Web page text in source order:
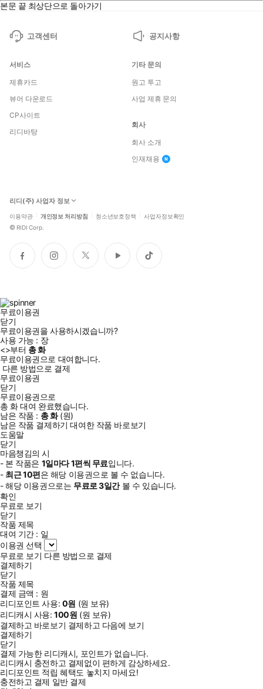
본문 끝 최상단으로 돌아가기
고객센터 공지사항
서비스
제휴카드
뷰어 다운로드
CP사이트
리디바탕
기타 문의
원고 투고
사업 제휴 문의
회사
회사 소개
인재채용
리디(주) 사업자 정보
이용약관 개인정보 처리방침 청소년보호정책 사업자정보확인
© RIDI Corp.
페
이
인
스
트
위
유
튜
틱
톡
무료이용권
닫기
무료이용권을 사용하시겠습니까?
사용 가능 : 장
<>부터 총화
무료이용권으로 대여합니다.
다른 방법으로 결제
무료이용권
닫기
무료이용권으로
총화대여 완료했습니다.
남은 작품 : 총화(원)
남은 작품 결제하기 대여한 작품 바로보기
도움말
닫기
마음챙김의 시
- 본 작품은 1일마다1편씩 무료입니다.
- 최근10편은 해당 이용권으로 볼 수 없습니다.
- 해당 이용권으로는 무료로3일간볼 수 있습니다.
확인
무료로 보기
닫기
작품 제목
대여 기간 : 일
이용권 선택
무료로 보기 다른 방법으로 결제
결제하기
닫기
작품 제목
결제 금액 : 원
리디포인트 사용: 0원 (원 보유)
리디캐시 사용:100원 (원 보유)
결제하고 바로보기 결제하고 다음에 보기
결제하기
닫기
결제 가능한 리디캐시, 포인트가 없습니다.
리디캐시 충전하고 결제없이 편하게 감상하세요.
리디포인트 적립 혜택도 놓치지 마세요!
충전하고 결제 일반 결제